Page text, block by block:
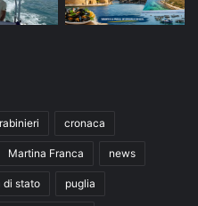
cronaca
Martina Franca news
di stato puglia